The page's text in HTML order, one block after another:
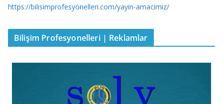
https://bilisimprofesyonelleri.com/yayin-amacimiz/
Bilişim Profesyonelleri | Reklamlar